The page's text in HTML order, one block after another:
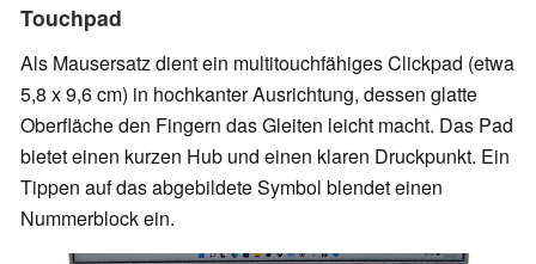
Touchpad
Als Mausersatz dient ein multitouchfähiges Clickpad (etwa
5,8 x 9,6 cm) in hochkanter Ausrichtung, dessen glatte
Oberfläche den Fingern das Gleiten leicht macht. Das Pad
bietet einen kurzen Hub und einen klaren Druckpunkt. Ein
Tippen auf das abgebildete Symbol blendet einen
Nummerblock ein.